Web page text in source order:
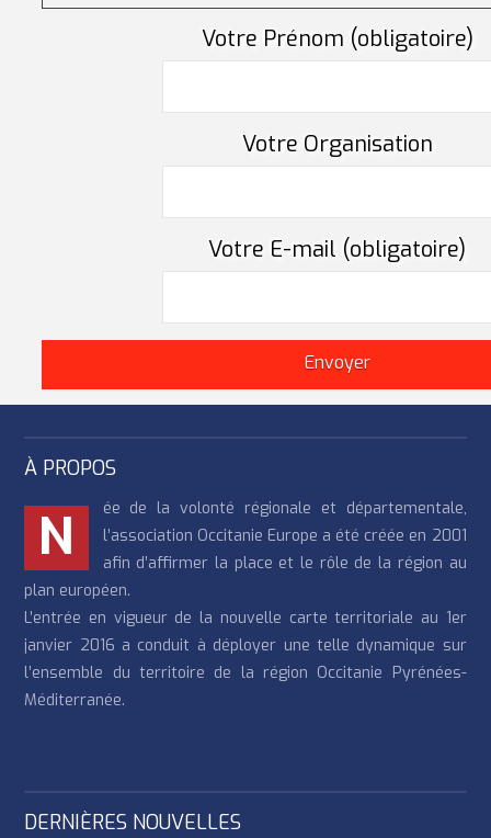
Votre Prénom (obligatoire)
Votre Organisation
Votre E-mail (obligatoire)
À PROPOS
N
ée de la volonté régionale et départementale,
l’association Occitanie Europe a été créée en 2001
afin d’affirmer la place et le rôle de la région au
plan européen.
L’entrée en vigueur de la nouvelle carte territoriale au 1er
janvier 2016 a conduit à déployer une telle dynamique sur
l’ensemble du territoire de la région Occitanie Pyrénées-
Méditerranée.
DERNIÈRES NOUVELLES